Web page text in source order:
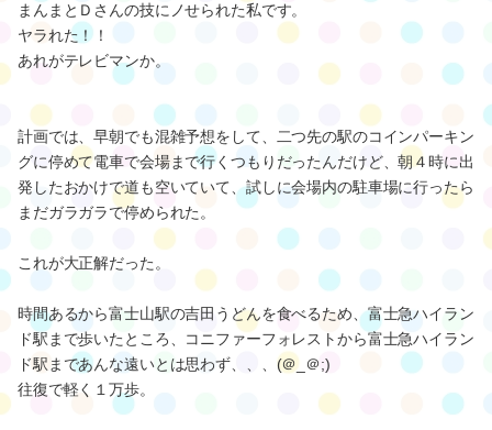
まんまとＤさんの技にノせられた私です。
ヤラれた！！
あれがテレビマンか。
計画では、早朝でも混雑予想をして、二つ先の駅のコインパーキン
グに停めて電車で会場まで行くつもりだったんだけど、朝４時に出
発したおかけで道も空いていて、試しに会場内の駐車場に行ったら
まだガラガラで停められた。
これが大正解だった。
時間あるから富士山駅の吉田うどんを食べるため、富士急ハイラン
ド駅まで歩いたところ、コニファーフォレストから富士急ハイラン
ド駅まであんな遠いとは思わず、、、(＠_＠;)
往復で軽く１万歩。